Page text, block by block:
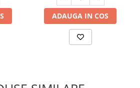
ADAUGA IN COS